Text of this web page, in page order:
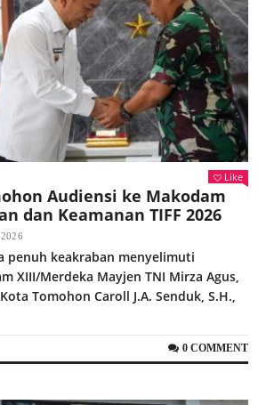
Like
Audiensi ke Makodam
dan Keamanan TIFF 2026
penuh keakraban menyelimuti
XIII/Merdeka Mayjen TNI Mirza Agus,
Tomohon Caroll J.A. Senduk, S.H.,
0 COMMENT